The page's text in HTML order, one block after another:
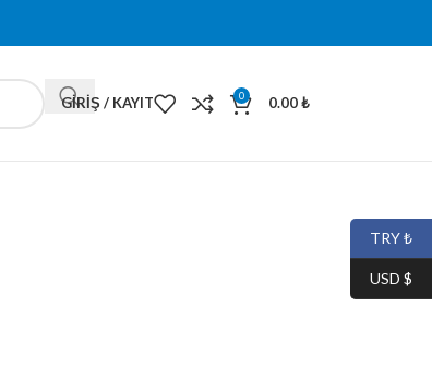
GIRIŞ / KAYIT 0 0.00₺
TRY ₺
USD $